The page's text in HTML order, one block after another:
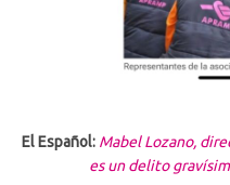
ElEspañol: Mabel Lozano,
es un delito